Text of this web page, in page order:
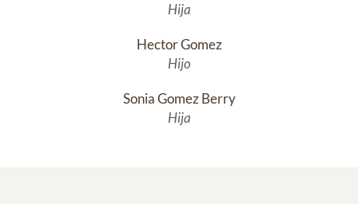
Hija
Hector Gomez
Hijo
Sonia Gomez Berry
Hija